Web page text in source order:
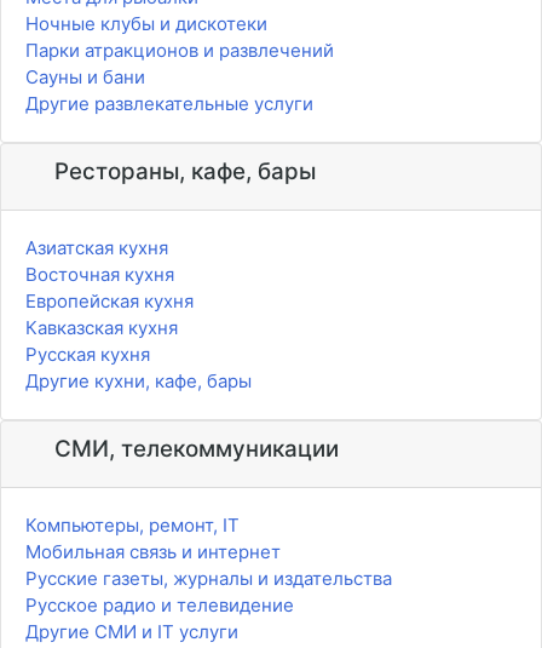
Ночные клубы и дискотеки
Парки атракционов и развлечений
Сауны и бани
Другие развлекательные услуги
Рестораны, кафе, бары
Азиатская кухня
Восточная кухня
Европейская кухня
Кавказская кухня
Русская кухня
Другие кухни, кафе, бары
СМИ, телекоммуникации
Компьютеры, ремонт, IT
Мобильная связь и интернет
Русские газеты, журналы и издательства
Русское радио и телевидение
Другие СМИ и IT услуги